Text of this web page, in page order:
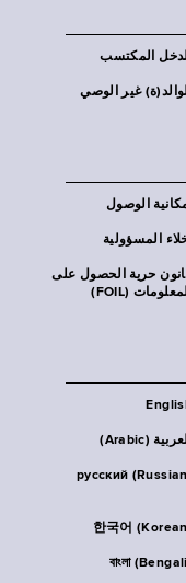
الدخل المكتسب
الوالد(ة) غير الوصي
الوصول
المسؤولية
حرية الحصول على
المعلومات (FOIL)
العربية (Arabic)
русский
한국어
বাংলা